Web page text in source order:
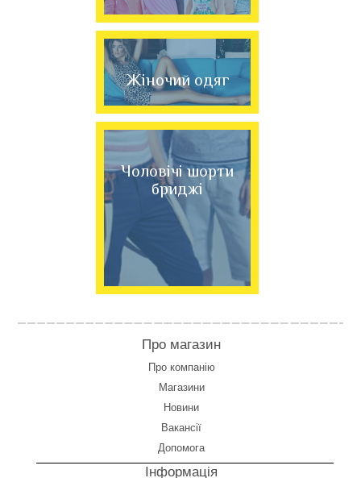
Жіночий одяг
Чоловічі шорти
бриджі
Про магазин
Про компанію
Магазини
Новини
Вакансії
Допомога
Інформація